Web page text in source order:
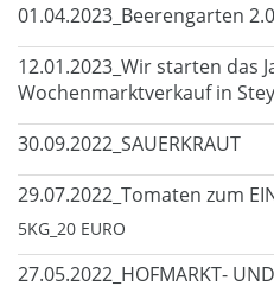
01.04.2023_Beerengarten
12.01.2023_Wir starten das
Wochenmarktverkauf in
30.09.2022_SAUERKRAUT
29.07.2022_Tomaten zum
5KG_20 EURO
27.05.2022_HOFMARKT-